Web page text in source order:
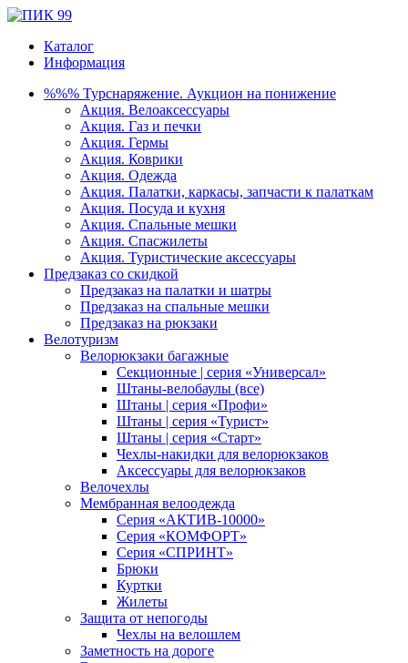
Каталог
Информация
%%% Турснаряжение. Аукцион на понижение
Акция. Велоаксессуары
Акция. Газ и печки
Акция. Гермы
Акция. Коврики
Акция. Одежда
Акция. Палатки, каркасы, запчасти к палаткам
Акция. Посуда и кухня
Акция. Спальные мешки
Акция. Спасжилеты
Акция. Туристические аксессуары
Предзаказ со скидкой
Предзаказ на палатки и шатры
Предзаказ на спальные мешки
Предзаказ на рюкзаки
Велотуризм
Велорюкзаки багажные
Секционные | серия «Универсал»
Штаны-велобаулы (все)
Штаны | серия «Профи»
Штаны | серия «Турист»
Штаны | серия «Старт»
Чехлы-накидки для велорюкзаков
Аксессуары для велорюкзаков
Велочехлы
Мембранная велоодежда
Серия «АКТИВ-10000»
Серия «КОМФОРТ»
Серия «СПРИНТ»
Брюки
Куртки
Жилеты
Защита от непогоды
Чехлы на велошлем
Заметность на дороге